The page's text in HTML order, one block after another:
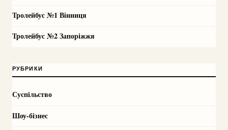
Тролейбус №1 Вінниця
Тролейбус №2 Запоріжжя
РУБРИКИ
Суспільство
Шоу-бізнес